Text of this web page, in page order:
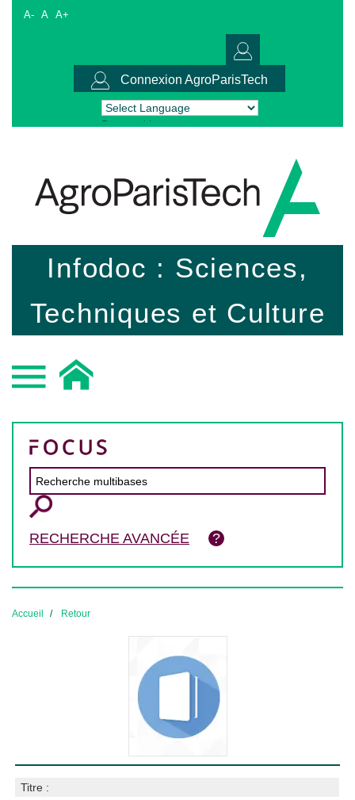
A- A A+
Connexion AgroParisTech
Powered by Translate
Infodoc : Sciences,
Techniques et Culture
RECHERCHE AVANCÉE
Accueil Retour
Titre :